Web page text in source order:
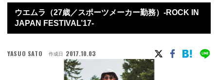
ウエムラ（27歳／スポーツメーカー勤務）-ROCK IN
JAPAN FESTIVAL’17-
YASUO SATO 作成日 2017.10.03